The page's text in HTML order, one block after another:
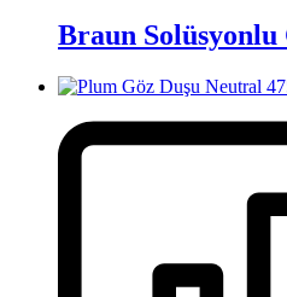
Braun Solüsyonlu